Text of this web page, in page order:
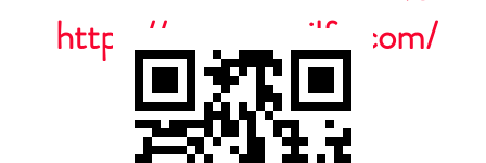
https://www.casailfc.com/